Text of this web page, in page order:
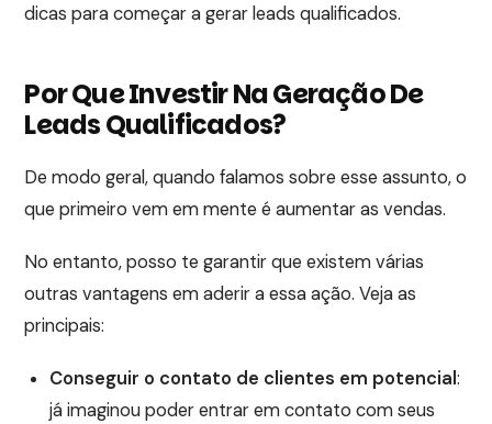
dicas para começar a gerar leads qualificados.
Por Que Investir Na Geração De
Leads Qualificados?
De modo geral, quando falamos sobre esse assunto, o
que primeiro vem em mente é aumentar as vendas.
No entanto, posso te garantir que existem várias
outras vantagens em aderir a essa ação. Veja as
principais:
Conseguir o contato de clientes em potencial :
já imaginou poder entrar em contato com seus